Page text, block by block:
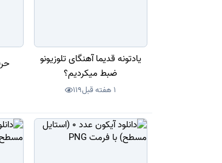
یادتونه قدیما آهنگای تلوزیونو
ضبط میکردیم؟
1 هفته قبل 119